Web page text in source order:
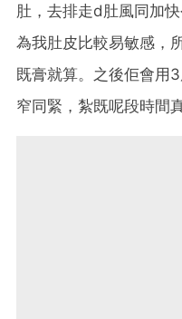
肚，去排走d肚風同加
為我肚皮比較易敏感，
既膏就算。之後佢會用
窄同緊，紮既呢段時間